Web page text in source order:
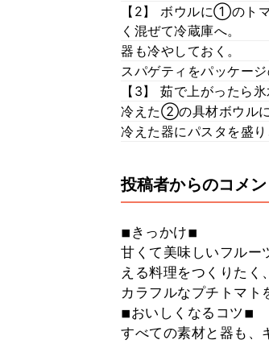
【2】 ボウルに①のト
く混ぜて冷蔵庫へ。
器も冷やしておく。
スパゲティをパッケー
【3】 茹で上がったら
冷えた②の具材ボウルに
冷えた器にパスタを盛
投稿者からのコメン
◾︎きっかけ◾︎
甘くて美味しいフルー
える料理をつくりたく
カラフルなプチトマト
◾︎おいしくなるコツ◾︎
すべての素材と器も、